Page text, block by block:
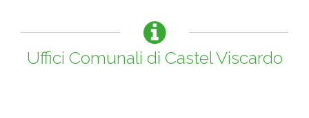
Uffici Comunali di Castel Viscardo